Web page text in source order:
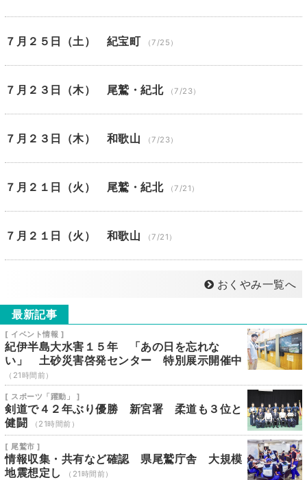
７月２５日（土） 紀宝町 （7/25）
７月２３日（木） 尾鷲・紀北 （7/23）
７月２３日（木） 和歌山 （7/23）
７月２１日（火） 尾鷲・紀北 （7/21）
７月２１日（火） 和歌山 （7/21）
おくやみ一覧へ
最新記事
[ イベント情報 ]
紀伊半島大水害１５年 「あの日を忘れな
い」 土砂災害啓発センター 特別展示開催中
（21時間前）
[ スポーツ「躍動」 ]
剣道で４２年ぶり優勝 新宮署 柔道も３位と
健闘
（21時間前）
[ 尾鷲市 ]
情報収集・共有など確認 県尾鷲庁舎 大規模
地震想定し
（21時間前）